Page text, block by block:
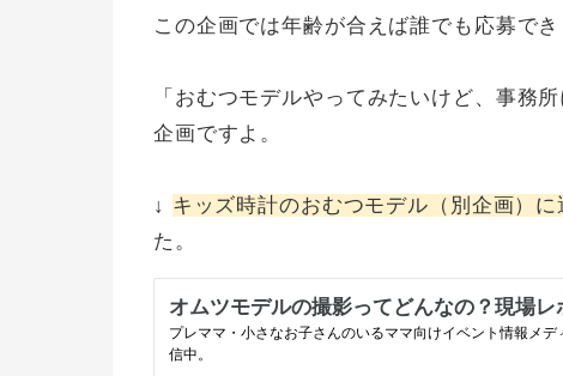
この企画では年齢が合えば誰でも応募でき
「おむつモデルやってみたいけど、事務
企画ですよ。
↓ キッズ時計のおむつモデル（別企画）
た。